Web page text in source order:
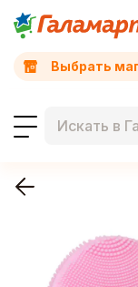
Выбрать